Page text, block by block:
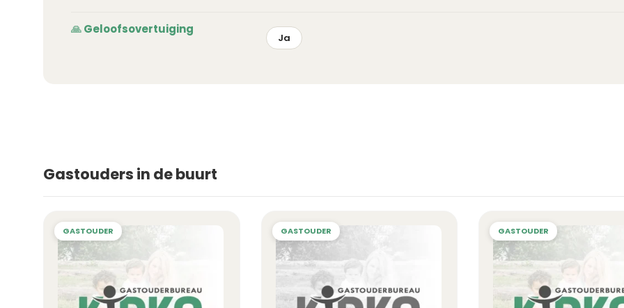
Geloofsovertuiging
Ja
Gastouders in de buurt